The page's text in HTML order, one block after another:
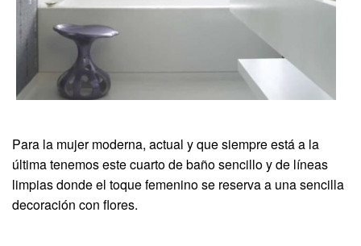
Para la mujer moderna, actual y que siempre está a la
última tenemos este cuarto de baño sencillo y de líneas
limpias donde el toque femenino se reserva a una sencilla
decoración con flores.